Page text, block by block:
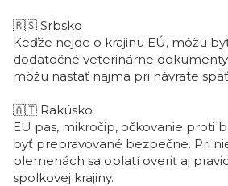
🇷🇸Srbsko
Keďže nejde o krajinu EÚ, môžu
dodatočné veterinárne
môžu nastať najmä pri návrate
🇦🇹Rakúsko
EU pas, mikročip, očkovanie proti
byť prepravované bezpečne. Pri
plemenách sa oplatí overiť aj
spolkovej krajiny.